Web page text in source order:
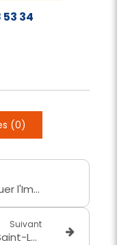
34
(0)
Comprendre et Atténuer l'Impact de la Hausse des Tarifs Électriques : Stratégies pour Maîtriser Vos Factures
Suivant
ÉVEIL Eiffage : Une Lumière à Saint-Laurent-de-Mure avec AVENIR ÉNERGIE